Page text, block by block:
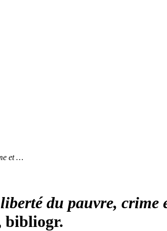
et …
du pauvre, crime
bibliogr.